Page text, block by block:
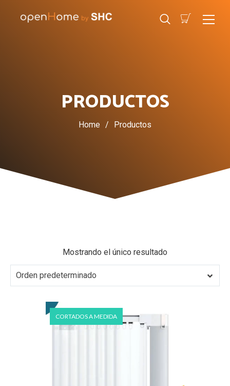
PRODUCTOS
Home / Productos
Mostrando el único resultado
Orden predeterminado
CORTADOS A MEDIDA